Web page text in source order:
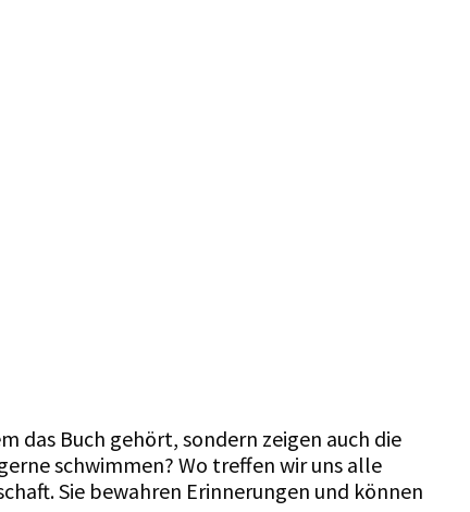
das Buch gehört, sondern zeigen auch die
schwimmen? Wo treffen wir uns alle
Sie bewahren Erinnerungen und können